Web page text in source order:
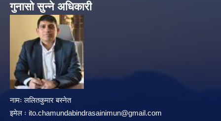
गुनासो सुन्ने अधिकारी
नामः ललितकुमार बस्नेत
इमेल ः ito.chamundabindrasainimun@gmail.com